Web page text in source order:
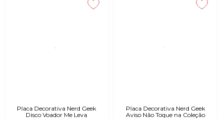
Placa Decorativa Nerd Geek
Disco Voador Me Leva
Placa Decorativa Nerd Geek
Aviso Não Toque na Coleção